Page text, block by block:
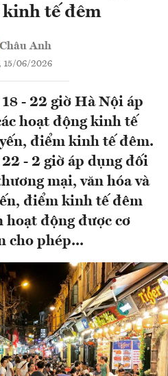
tế đêm
Châu Anh
15/06/2026
- 22 giờ Hà Nội áp
hoạt động kinh tế
điểm kinh tế đêm.
- 2 giờ áp dụng đối
mại, văn hóa và
điểm kinh tế đêm
hoạt động được cơ
cho phép...